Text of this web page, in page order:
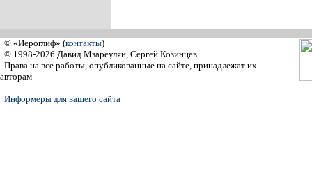
© «Иероглиф» (контакты)
© 1998-2026 Давид Мзареулян, Сергей Козинцев
Права на все работы, опубликованные на сайте, принадлежат их
авторам
Информеры для вашего сайта